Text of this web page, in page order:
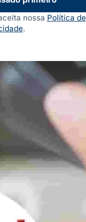
nossa Política de
.